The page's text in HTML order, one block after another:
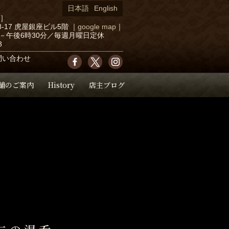
のご案内 History 店主ブログ
17 虎屋銀座ビル5階
google map
午後6時30分／毎週月曜日定休
い合わせ
日本語 English